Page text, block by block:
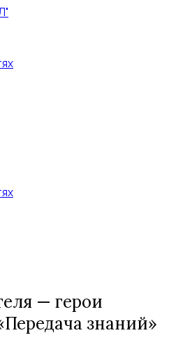
сайте!
— герои
знаний»